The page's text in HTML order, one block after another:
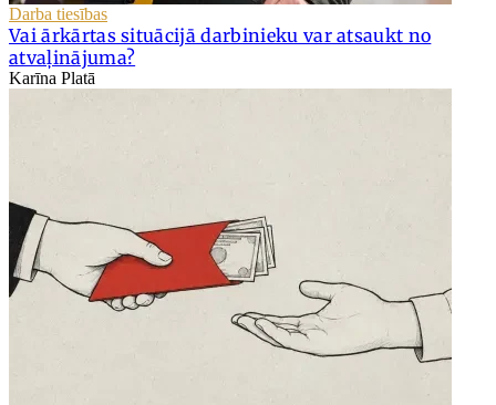
Darba tiesības
Vai ārkārtas situācijā darbinieku var atsaukt no
atvaļinājuma?
Karīna Platā